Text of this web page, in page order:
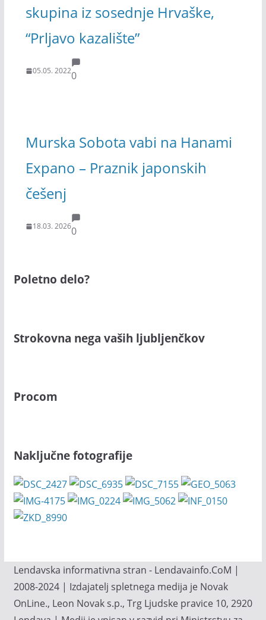
skupina iz sosednje Hrvaške,
“Prljavo kazalište”
05.05. 20220
Murska Sobota vabi na Hanami
Expano – Praznik japonskih
češenj
18.03. 20260
Poletno delo?
Strokovna nega vaših ljubljenčkov
Procom
Naključne fotografije
Lendavska informativna stran - Lendavainfo.CoM |
2008-2024 | Izdajatelj spletnega medija je Novak
OnLine., Leon Novak s.p., Trg Ljudske pravice 10, 2920